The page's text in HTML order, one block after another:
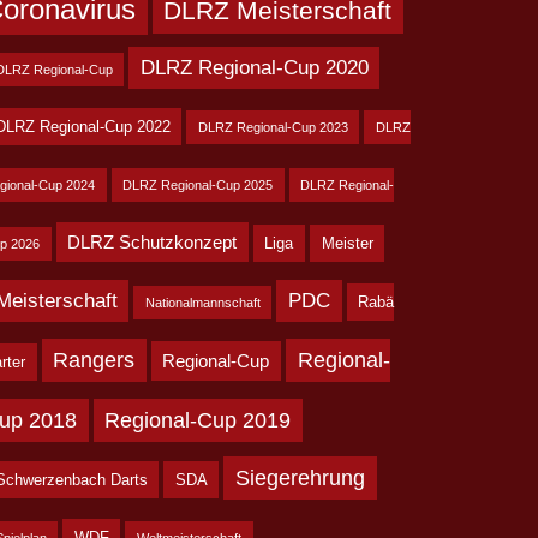
DLRZ Meisterschaft
Regional-Cup DLRZ Regional-Cup 2020
Regional-Cup 2022 DLRZ Regional-Cup 2023 DLRZ
Cup 2024 DLRZ Regional-Cup 2025 DLRZ Regional-
2026 DLRZ Schutzkonzept Liga Meister
Nationalmannschaft PDC Rabä
Rangers Regional-Cup Regional-
2018 Regional-Cup 2019
Darts SDA Siegerehrung